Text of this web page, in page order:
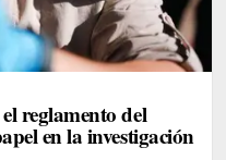
reglamento del
en la investigación